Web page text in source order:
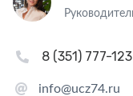
info@ucz74.ru
8 (351) 777-